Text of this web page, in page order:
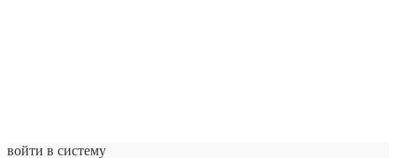
войти в систему